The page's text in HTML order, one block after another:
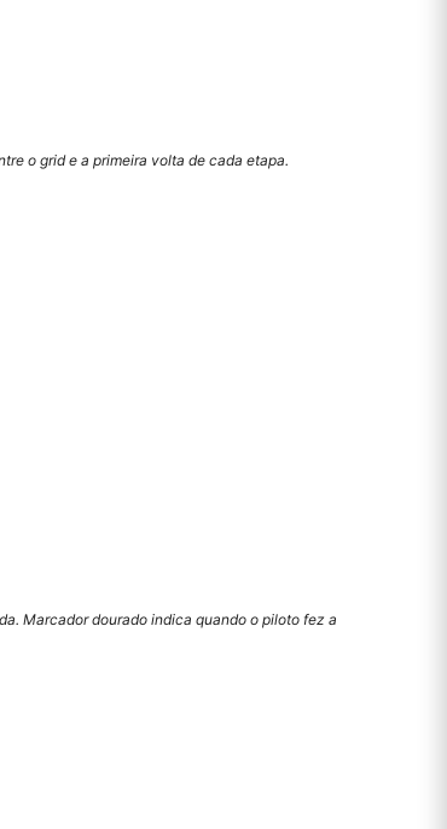
o grid e a primeira volta de cada etapa.
Marcador dourado indica quando o piloto fez a